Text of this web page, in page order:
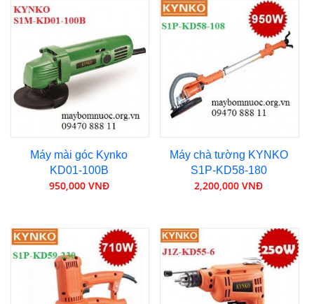
Máy mài góc Kynko
KD01-100B
950,000 VNĐ
Máy chà tường KYNKO
S1P-KD58-180
2,200,000 VNĐ